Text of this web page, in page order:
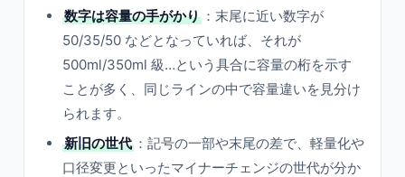
数字は容量の手がかり ：末尾に近い数字が
50/35/50 などとなっていれば、それが
500ml/350ml 級…という具合に容量の桁を示す
ことが多く、同じラインの中で容量違いを見分け
られます。
新旧の世代 ：記号の一部や末尾の差で、軽量化や
口径変更といったマイナーチェンジの世代が分か